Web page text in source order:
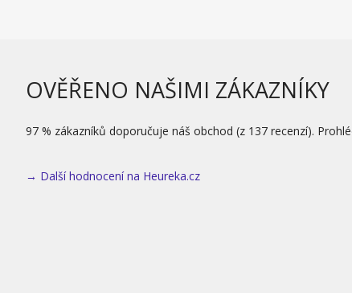
OVĚŘENO NAŠIMI ZÁKAZNÍKY
97 % zákazníků doporučuje náš obchod (z 137 recenzí).
→ Další hodnocení na Heureka.cz